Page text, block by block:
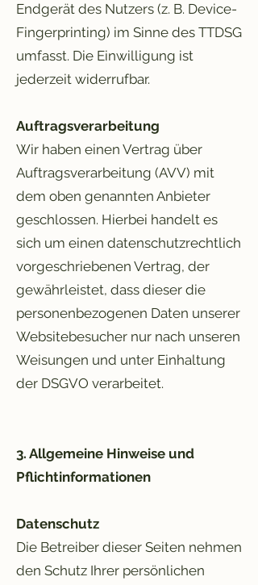
Endgerät des Nutzers (z. B. Device-
Fingerprinting) im Sinne des TTDSG
umfasst. Die Einwilligung ist
jederzeit widerrufbar.
Auftragsverarbeitung
Wir haben einen Vertrag über
Auftragsverarbeitung (AVV) mit
dem oben genannten Anbieter
geschlossen. Hierbei handelt es
sich um einen datenschutzrechtlich
vorgeschriebenen Vertrag, der
gewährleistet, dass dieser die
personenbezogenen Daten unserer
Websitebesucher nur nach unseren
Weisungen und unter Einhaltung
der DSGVO verarbeitet.
3. Allgemeine Hinweise und
Pflichtinformationen
Datenschutz
Die Betreiber dieser Seiten nehmen
den Schutz Ihrer persönlichen